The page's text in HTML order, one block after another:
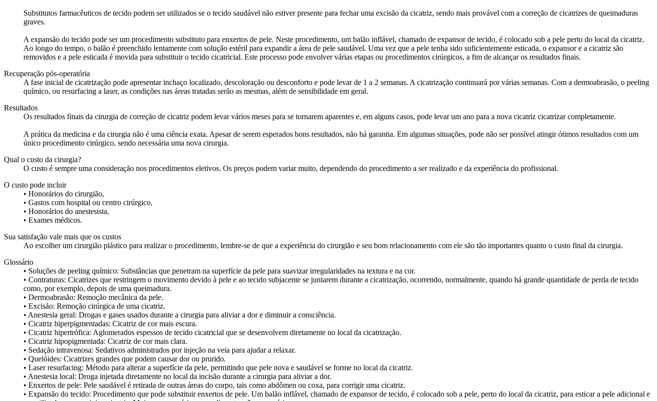
Substitutos farmacêuticos de tecido podem ser utilizados se o tecido saudável não estiver presente para fechar uma excisão da cicatriz, sendo mais provável com a correção de cicatrizes de queimaduras
graves.
A expansão do tecido pode ser um procedimento substituto para enxertos de pele. Neste procedimento, um balão inflável, chamado de expansor de tecido, é colocado sob a pele perto do local da cicatriz.
Ao longo do tempo, o balão é preenchido lentamente com solução estéril para expandir a área de pele saudável. Uma vez que a pele tenha sido suficientemente esticada, o expansor e a cicatriz são
removidos e a pele esticada é movida para substituir o tecido cicatricial. Este processo pode envolver várias etapas ou procedimentos cirúrgicos, a fim de alcançar os resultados finais.
Recuperação pós-operatória
A fase inicial de cicatrização pode apresentar inchaço localizado, descoloração ou desconforto e pode levar de 1 a 2 semanas. A cicatrização continuará por várias semanas. Com a dermoabrasão, o peeling
químico, ou resurfacing a laser, as condições nas áreas tratadas serão as mesmas, além de sensibilidade em geral.
Resultados
Os resultados finais da cirurgia de correção de cicatriz podem levar vários meses para se tornarem aparentes e, em alguns casos, pode levar um ano para a nova cicatriz cicatrizar completamente.
A prática da medicina e da cirurgia não é uma ciência exata. Apesar de serem esperados bons resultados, não há garantia. Em algumas situações, pode não ser possível atingir ótimos resultados com um
único procedimento cirúrgico, sendo necessária uma nova cirurgia.
Qual o custo da cirurgia?
O custo é sempre uma consideração nos procedimentos eletivos. Os preços podem variar muito, dependendo do procedimento a ser realizado e da experiência do profissional.
O custo pode incluir
• Honorários do cirurgião,
• Gastos com hospital ou centro cirúrgico,
• Honorários do anestesista,
• Exames médicos.
Sua satisfação vale mais que os custos
Ao escolher um cirurgião plástico para realizar o procedimento, lembre-se de que a experiência do cirurgião e seu bom relacionamento com ele são tão importantes quanto o custo final da cirurgia.
Glossário
• Soluções de peeling químico: Substâncias que penetram na superfície da pele para suavizar irregularidades na textura e na cor.
• Contraturas: Cicatrizes que restringem o movimento devido à pele e ao tecido subjacente se juntarem durante a cicatrização, ocorrendo, normalmente, quando há grande quantidade de perda de tecido
como, por exemplo, depois de uma queimadura.
• Dermoabrasão: Remoção mecânica da pele.
• Excisão: Remoção cirúrgica de uma cicatriz.
• Anestesia geral: Drogas e gases usados durante a cirurgia para aliviar a dor e diminuir a consciência.
• Cicatriz hiperpigmentadas: Cicatriz de cor mais escura.
• Cicatriz hipertrófica: Aglomerados espessos de tecido cicatricial que se desenvolvem diretamente no local da cicatrização.
• Cicatriz hipopigmentada: Cicatriz de cor mais clara.
• Sedação intravenosa: Sedativos administrados por injeção na veia para ajudar a relaxar.
• Quelóides: Cicatrizes grandes que podem causar dor ou prurido.
• Laser resurfacing: Método para alterar a superfície da pele, permitindo que pele nova e saudável se forme no local da cicatriz.
• Anestesia local: Droga injetada diretamente no local da incisão durante a cirurgia para aliviar a dor.
• Enxertos de pele: Pele saudável é retirada de outras áreas do corpo, tais como abdômen ou coxa, para corrigir uma cicatriz.
• Expansão do tecido: Procedimento que pode substituir enxertos de pele. Um balão inflável, chamado de expansor de tecido, é colocado sob a pele, perto do local da cicatriz, para esticar a pele adicional e